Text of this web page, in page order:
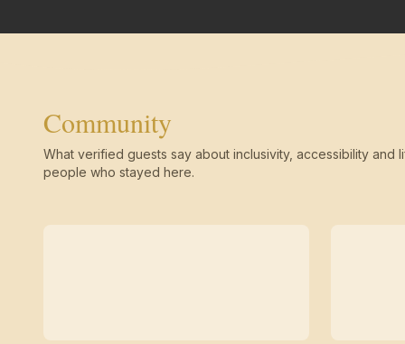
Community
What verified guests say about inclusivity, accessibility and
people who stayed here.